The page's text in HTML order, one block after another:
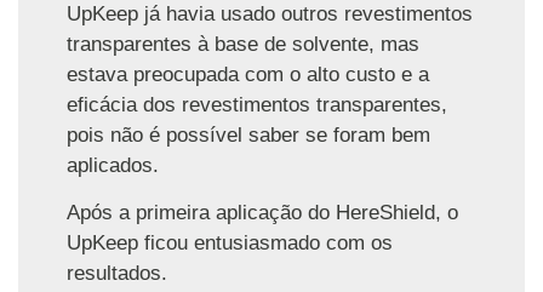
UpKeep já havia usado outros revestimentos
transparentes à base de solvente, mas
estava preocupada com o alto custo e a
eficácia dos revestimentos transparentes,
pois não é possível saber se foram bem
aplicados.
Após a primeira aplicação do HereShield, o
UpKeep ficou entusiasmado com os
resultados.